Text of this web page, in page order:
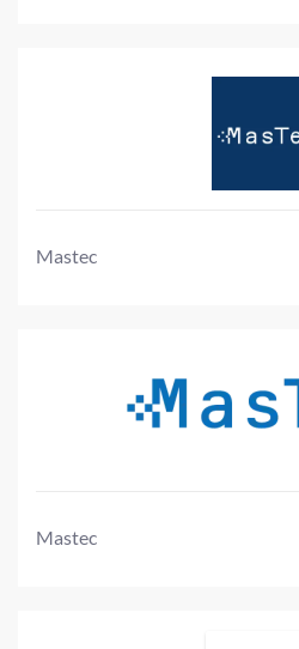
Mastec
Mastec